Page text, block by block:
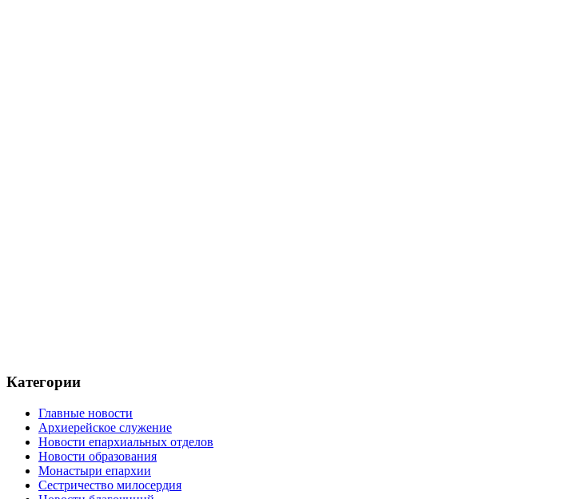
Категории
Главные новости
Архиерейское служение
Новости епархиальных отделов
Новости образования
Монастыри епархии
Сестричество милосердия